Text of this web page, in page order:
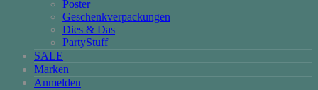
Poster
Geschenkverpackungen
Dies & Das
PartyStuff
SALE
Marken
Anmelden